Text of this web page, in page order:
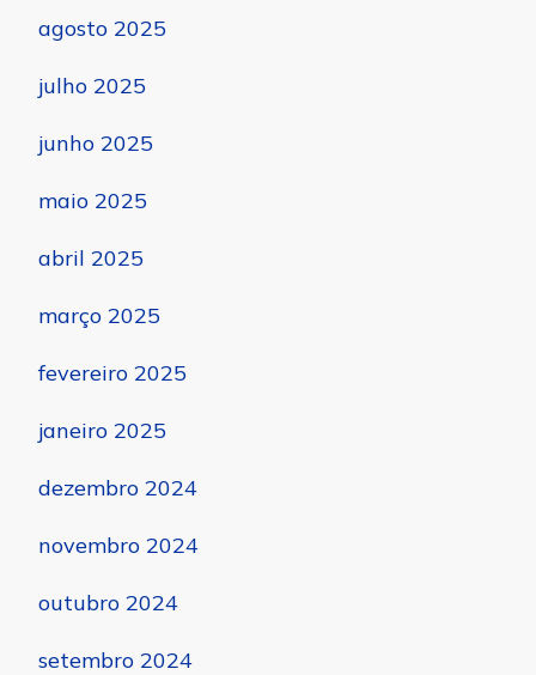
agosto 2025
julho 2025
junho 2025
maio 2025
abril 2025
março 2025
fevereiro 2025
janeiro 2025
dezembro 2024
novembro 2024
outubro 2024
setembro 2024